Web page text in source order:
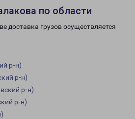
по области
доставка грузов осуществляется
р-н)
р-н)
р-н)
р-н)